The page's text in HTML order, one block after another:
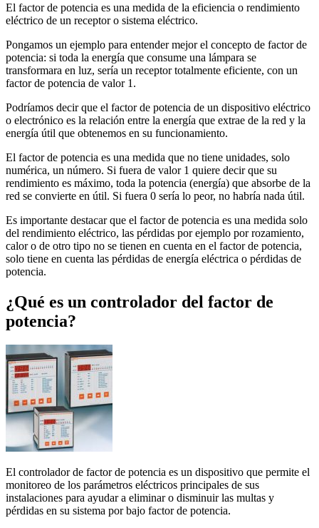
El factor de potencia es una medida de la eficiencia o rendimiento
eléctrico de un receptor o sistema eléctrico.
Pongamos un ejemplo para entender mejor el concepto de factor de
potencia: si toda la energía que consume una lámpara se
transformara en luz, sería un receptor totalmente eficiente, con un
factor de potencia de valor 1.
Podríamos decir que el factor de potencia de un dispositivo eléctrico
o electrónico es la relación entre la energía que extrae de la red y la
energía útil que obtenemos en su funcionamiento.
El factor de potencia es una medida que no tiene unidades, solo
numérica, un número. Si fuera de valor 1 quiere decir que su
rendimiento es máximo, toda la potencia (energía) que absorbe de la
red se convierte en útil. Si fuera 0 sería lo peor, no habría nada útil.
Es importante destacar que el factor de potencia es una medida solo
del rendimiento eléctrico, las pérdidas por ejemplo por rozamiento,
calor o de otro tipo no se tienen en cuenta en el factor de potencia,
solo tiene en cuenta las pérdidas de energía eléctrica o pérdidas de
potencia.
¿Qué es un controlador del factor de
potencia?
El controlador de factor de potencia es un dispositivo que permite el
monitoreo de los parámetros eléctricos principales de sus
instalaciones para ayudar a eliminar o disminuir las multas y
pérdidas en su sistema por bajo factor de potencia.